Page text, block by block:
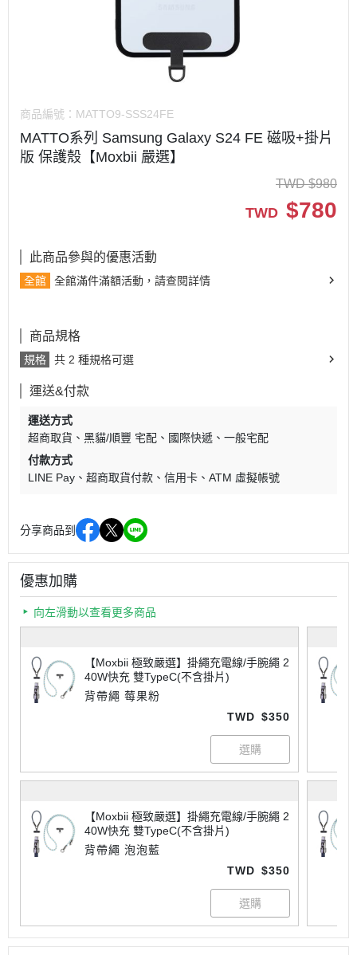
商品編號： MATTO9-SSS24FE
MATTO系列 Samsung Galaxy S24 FE 磁吸+掛片
版 保護殼【Moxbii 嚴選】
TWD $980
TWD $780
此商品參與的優惠活動
全館 全館滿件滿額活動，請查閱詳情
商品規格
規格 共 2 種規格可選
運送&付款
運送方式
超商取貨
黑貓/順豐 宅配 國際快遞
一般宅配
付款方式
LINE Pay
超商取貨付款 信用卡 ATM 虛擬帳號
分享商品到
優惠加購
向左滑動以查看更多商品
【Moxbii 極致嚴選】掛繩充電線/手腕繩 2
40W快充 雙TypeC(不含掛片)
背帶繩 莓果粉
TWD $350
【Moxbii 極致嚴選】掛繩充電線/手腕繩 2
40W快充 雙TypeC(不含掛片)
背帶繩 泡泡藍
TWD $350